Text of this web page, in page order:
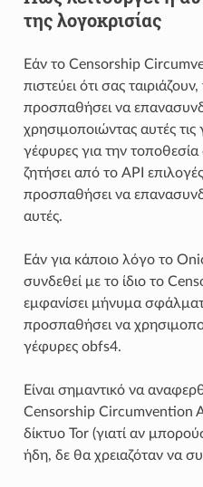
της λογοκρισίας
Εάν το Censorship
πιστεύει ότι σας
προσπαθήσει να
χρησιμοποιώντας αυτές
γέφυρες για την
ζητήσει από το API
προσπαθήσει να
αυτές.
Εάν για κάποιο λόγο το
συνδεθεί με το ίδιο το
εμφανίσει μήνυμα
προσπαθήσει να
γέφυρες obfs4.
Είναι σημαντικό να
Censorship Circumvention
δίκτυο Tor (γιατί αν
ήδη, δε θα χρειαζόταν να